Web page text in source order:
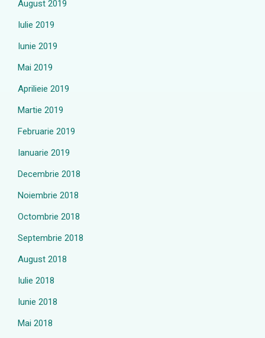
August 2019
Iulie 2019
Iunie 2019
Mai 2019
Aprilieie 2019
Martie 2019
Februarie 2019
Ianuarie 2019
Decembrie 2018
Noiembrie 2018
Octombrie 2018
Septembrie 2018
August 2018
Iulie 2018
Iunie 2018
Mai 2018